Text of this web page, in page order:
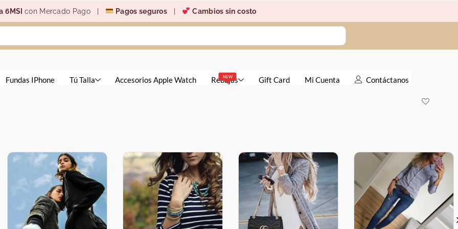
con Mercado Pago | Pagos seguros| Cambios sin costo
Fundas IPhone Tú Talla Accesorios Apple Watch NEW
Rebajas Gift Card Mi Cuenta Contáctanos